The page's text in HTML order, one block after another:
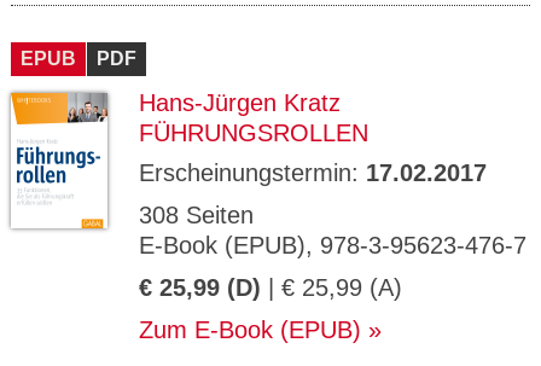
EPUB PDF
Hans-Jürgen Kratz
FÜHRUNGSROLLEN
Erscheinungstermin: 17.02.2017
308 Seiten
E-Book (EPUB), 978-3-95623-476-7
€ 25,99 (D) | € 25,99 (A)
Zum E-Book (EPUB)